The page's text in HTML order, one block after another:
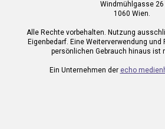
Windmühlgasse 26
1060 Wien.
Alle Rechte vorbehalten. Nutzung
Eigenbedarf. Eine Weiterverwendung und
persönlichen Gebrauch hinaus ist
Ein Unternehmen der echo